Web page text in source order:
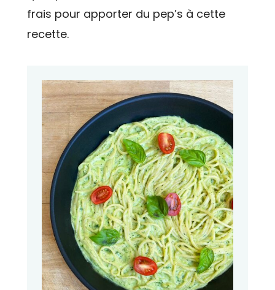
frais pour apporter du pep’s à cette
recette.